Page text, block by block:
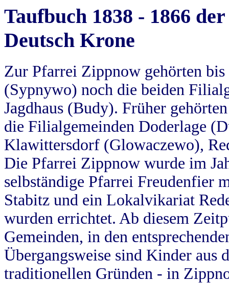
Taufbuch 1838 - 1866
Deutsch Krone
Zur Pfarrei Zippnow gehörten
(Sypnywo) noch die beiden
Jagdhaus (Budy). Früher
die Filialgemeinden Doderlage
Klawittersdorf (Glowaczewo),
Die Pfarrei Zippnow wurde im
selbständige Pfarrei Freudenfier
Stabitz und ein Lokalvikariat
wurden errichtet. Ab diesem
Gemeinden, in den
Übergangsweise sind Kinder aus
traditionellen Gründen - in